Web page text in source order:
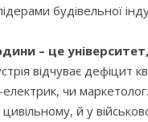
будівельної
– це
відчуває дефіцит
чи
й у